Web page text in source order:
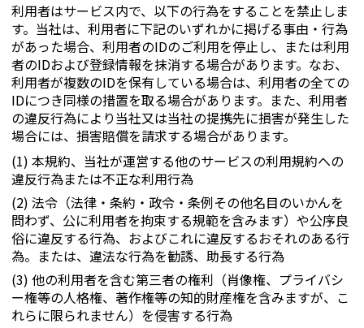
利用者はサービス内で、以下の行為をすることを禁止しま
す。当社は、利用者に下記のいずれかに掲げる事由・行為
があった場合、利用者のIDのご利用を停止し、または利用
者のIDおよび登録情報を抹消する場合があります。なお、
利用者が複数のIDを保有している場合は、利用者の全ての
IDにつき同様の措置を取る場合があります。また、利用者
の違反行為により当社又は当社の提携先に損害が発生した
場合には、損害賠償を請求する場合があります。
(1) 本規約、当社が運営する他のサービスの利用規約への
違反行為または不正な利用行為
(2) 法令（法律・条約・政令・条例その他名目のいかんを
問わず、公に利用者を拘束する規範を含みます）や公序良
俗に違反する行為、およびこれに違反するおそれのある行
為。または、違法な行為を勧誘、助長する行為
(3) 他の利用者を含む第三者の権利（肖像権、プライバシ
ー権等の人格権、著作権等の知的財産権を含みますが、こ
れらに限られません）を侵害する行為